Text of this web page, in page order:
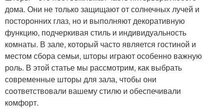
дома. Они не только защищают от солнечных лучей и
посторонних глаз, но и выполняют декоративную
функцию, подчеркивая стиль и индивидуальность
комнаты. В зале, который часто является гостиной и
местом сбора семьи, шторы играют особенно важную
роль. В этой статье мы рассмотрим, как выбрать
современные шторы для зала, чтобы они
соответствовали вашему стилю и обеспечивали
комфорт.